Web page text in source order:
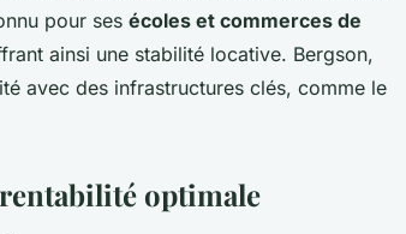
pour ses écoles et commerces de
ainsi une stabilité locative. Bergson,
avec des infrastructures clés, comme le
optimale